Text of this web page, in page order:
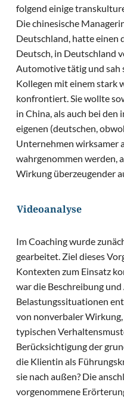
folgend einige
Die chinesische
Deutschland, hatte einen
Deutsch, in Deutschland
Automotive tätig und sah
Kollegen mit einem stark
konfrontiert. Sie wollte
in China, als auch bei
eigenen (deutschen,
Unternehmen wirksamer
wahrgenommen werden,
Wirkung überzeugender
Videoanalyse
Im Coaching wurde
gearbeitet. Ziel dieses
Kontexten zum Einsatz
war die Beschreibung
Belastungssituationen
von nonverbaler
typischen
Berücksichtigung der
die Klientin als
sie nach außen? Die
vorgenommene